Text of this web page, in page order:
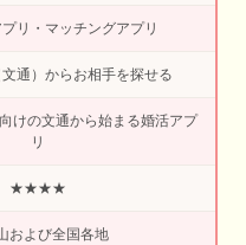
リ・マッチングアプリ
通）からお相手を探せる
けの文通から始まる婚活アプ
リ
★★★★
および全国各地